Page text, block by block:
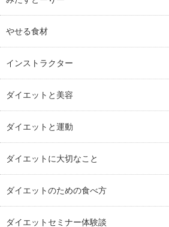
やせる食材
インストラクター
ダイエットと美容
ダイエットと運動
ダイエットに大切なこと
ダイエットのための食べ方
ダイエットセミナー体験談